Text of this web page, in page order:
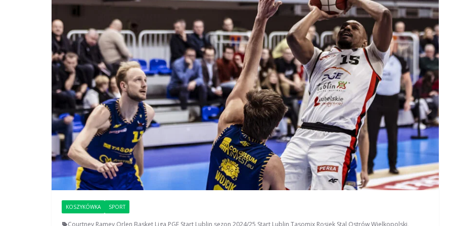
KOSZYKÓWKA SPORT